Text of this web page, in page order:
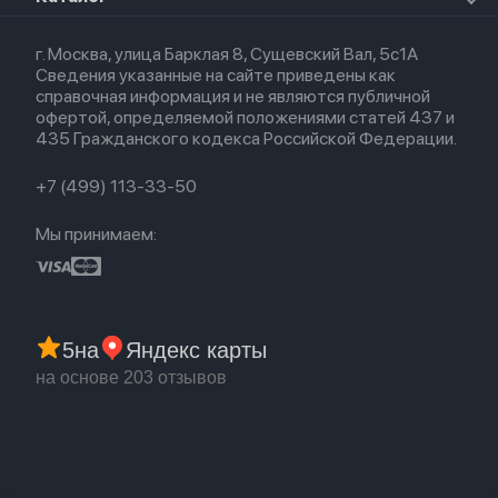
Airpods 2
Airpods (1-е)
Для Apple Watch
Политика конфиденциальности
Оплата и доставка
Партнерская программа
Гарантия
Обмен и возврат
Trade-in
Новые поступления
Популярное
Акции
г. Москва, улица Барклая 8, Сущевский Вал, 5с1А
Сведения указанные на сайте приведены как
справочная информация и не являются публичной
офертой, определяемой положениями статей 437 и
435 Гражданского кодекса Российской Федерации.
+7 (499) 113-33-50
Мы принимаем:
5на Яндекс карты
на основе 203 отзывов